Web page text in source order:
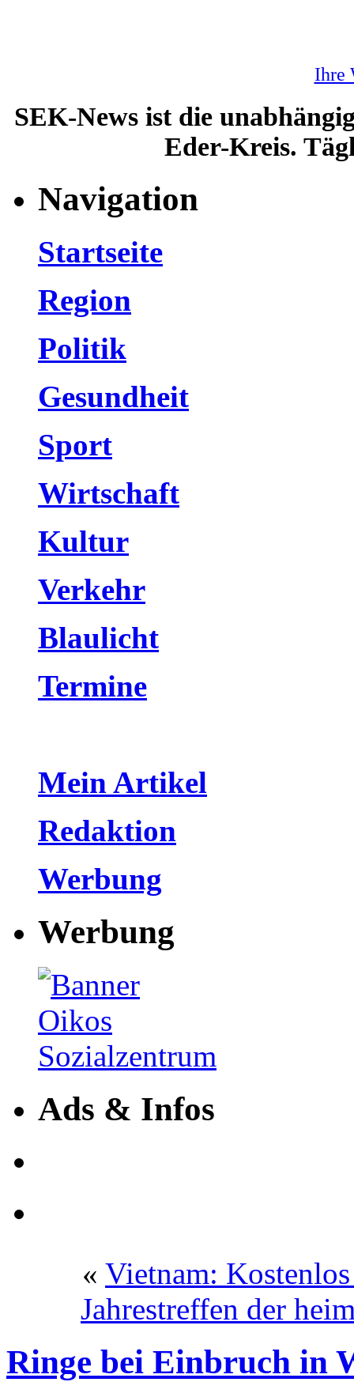
Ihre
SEK-News ist die
Eder-Kreis.
Navigation
Startseite
Region
Politik
Gesundheit
Sport
Wirtschaft
Kultur
Verkehr
Blaulicht
Termine
Mein Artikel
Redaktion
Werbung
Werbung
Ads & Infos
« Vietnam:
Jahrestreffen der
Ringe bei Einbruch in